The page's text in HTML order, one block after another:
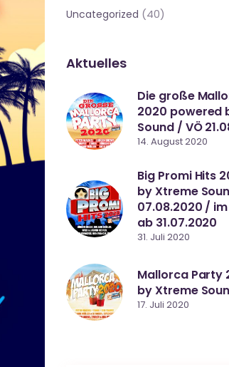
Uncategorized (40)
Aktuelles
Die große
2020 powered
Sound / VÖ
14. August 2020
Big Promi Hits
by Xtreme
07.08.2020 /
ab 31.07.2020
31. Juli 2020
Mallorca Party
by Xtreme
17. Juli 2020